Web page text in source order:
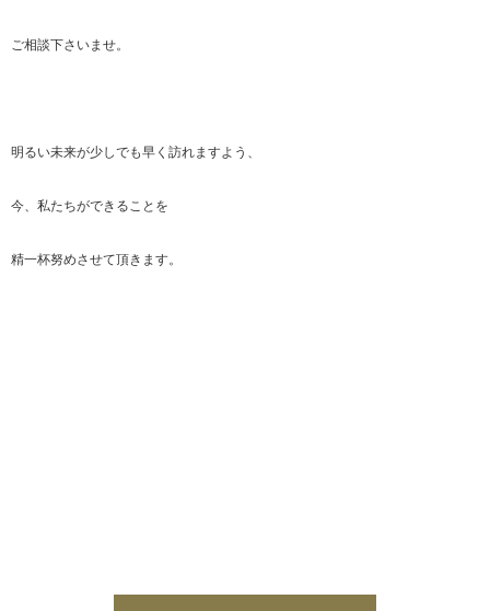
ご相談下さいませ。
明るい未来が少しでも早く訪れますよう、
今、私たちができることを
精一杯努めさせて頂きます。